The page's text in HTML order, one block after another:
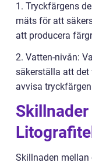
1. Tryckfärgens
mäts för att
att producera
2. Vatten-nivån:
säkerställa att
avvisa
Skillnaden